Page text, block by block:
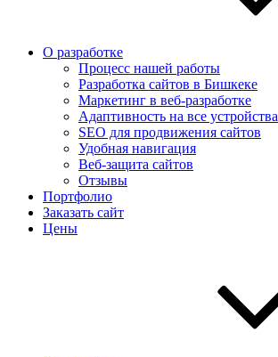
О разработке
Процесс нашей работы
Разработка сайтов в Бишкеке
Маркетинг в веб-разработке
Адаптивность на все устройства
SEO для продвижения сайтов
Удобная навигация
Веб-защита сайтов
Отзывы
Портфолио
Заказать сайт
Цены